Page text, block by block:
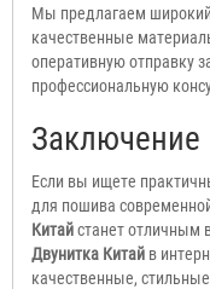
Мы предлагаем
качественные
оперативную отправку
профессиональную
Заключение
Если вы ищете
для пошива
Китайстанет отличным
Двунитка Китай в
качественные,